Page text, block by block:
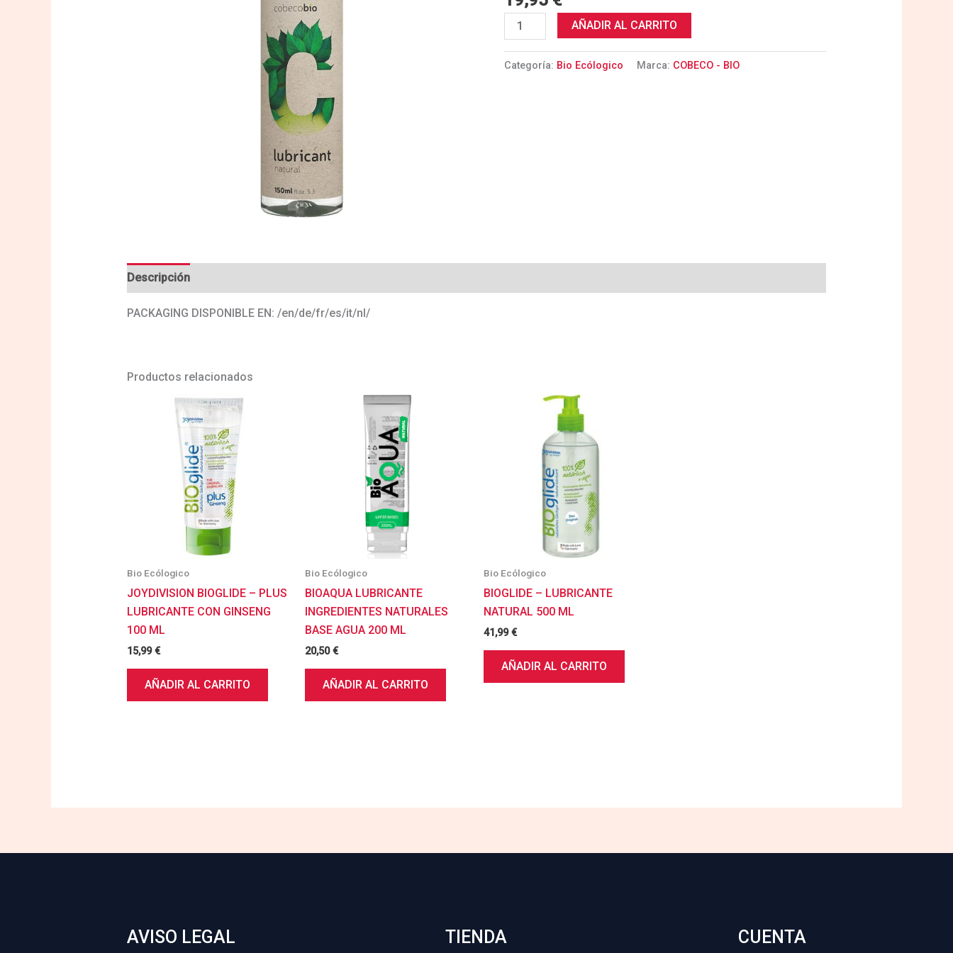
cantidad
AÑADIR AL CARRITO
Categoría: Bio Ecólogico Marca: COBECO - BIO
Descripción
PACKAGING DISPONIBLE EN: /en/de/fr/es/it/nl/
Productos relacionados
Bio Ecólogico
JOYDIVISION BIOGLIDE – PLUS
LUBRICANTE CON GINSENG
100 ML
15,99€
AÑADIR AL CARRITO
Bio Ecólogico
BIOAQUA LUBRICANTE
INGREDIENTES NATURALES
BASE AGUA 200 ML
20,50€
AÑADIR AL CARRITO
Bio Ecólogico
BIOGLIDE – LUBRICANTE
NATURAL 500 ML
41,99€
AÑADIR AL CARRITO
AVISO LEGAL TIENDA CUENTA